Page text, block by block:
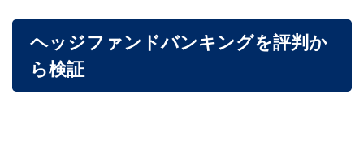
ヘッジファンドバンキングを評判か
ら検証